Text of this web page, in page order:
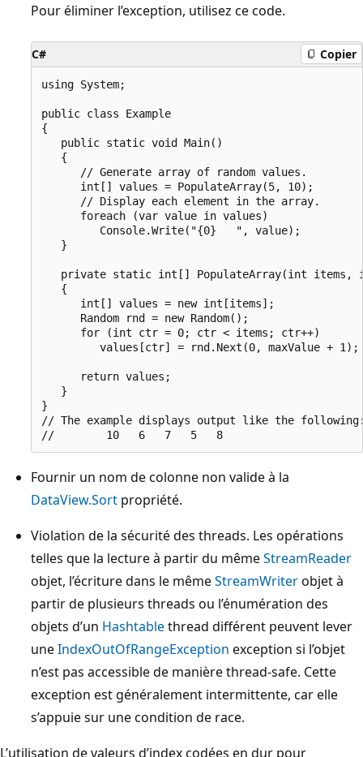
Pour éliminer l’exception, utilisez ce code.
C# Copier
using System;
public class Example
{
   public static void Main()
   {
      // Generate array of random values.
      int[] values = PopulateArray(5, 10);
      // Display each element in the array.
      foreach (var value in values)
         Console.Write("{0}   ", value);
   }
private static int[] PopulateArray(int items,
   {
      int[] values = new int[items];
      Random rnd = new Random();
      for (int ctr = 0; ctr < items; ctr++)
         values[ctr] = rnd.Next(0, maxValue + 1);
      return values;
   }
}
// The example displays output like the
Fournir un nom de colonne non valide à la
DataView.Sort propriété.
Violation de la sécurité des threads. Les opérations
telles que la lecture à partir du mêmeStreamReader
objet, l’écriture dans le mêmeStreamWriterobjet à
partir de plusieurs threads ou l’énumération des
objets d’un Hashtablethread différent peuvent lever
uneIndexOutOfRangeException exception si l’objet
n’est pas accessible de manière thread-safe. Cette
exception est généralement intermittente, car elle
s’appuie sur une condition de race.
L’utilisation de valeurs d’index codées en dur pour